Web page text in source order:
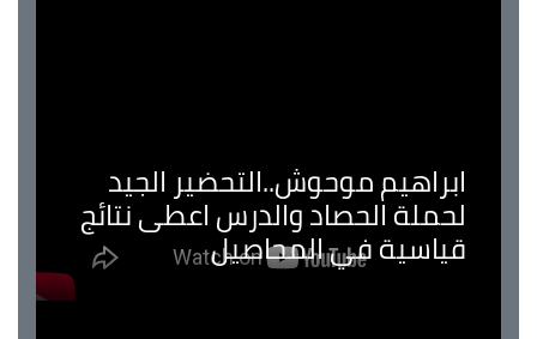
ابراهيم موحوش..التحضير الجيد
لحملة الحصاد والدرس اعطى نتائج
قياسية في المحاصيل